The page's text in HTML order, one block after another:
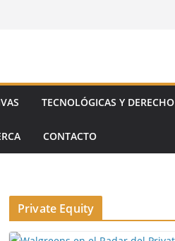
TECNOLÓGICAS Y DERECHO
CONTACTO
Private Equity